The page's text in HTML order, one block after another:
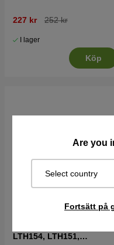
Are you
Select country
Fortsätt på
227 kr 252 kr
I lager
Köp
LTH154, LTH151,